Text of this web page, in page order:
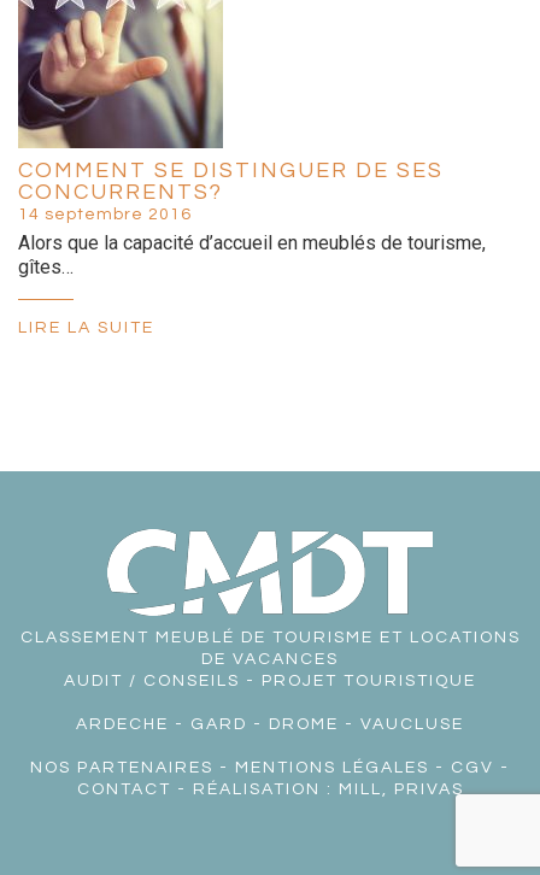
COMMENT SE DISTINGUER DE SES
CONCURRENTS?
14 septembre 2016
Alors que la capacité d’accueil en meublés de tourisme,
gîtes…
LIRE LA SUITE
CLASSEMENT MEUBLÉ DE TOURISME ET LOCATIONS
DE VACANCES
AUDIT / CONSEILS - PROJET TOURISTIQUE
ARDECHE - GARD - DROME - VAUCLUSE
NOS PARTENAIRES - MENTIONS LÉGALES - CGV -
CONTACT - RÉALISATION : MILL, PRIVAS